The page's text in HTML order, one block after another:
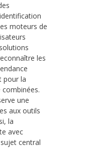
moteurs de
les
pour la
une
aux outils
la
avec
central